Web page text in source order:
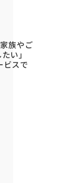
族やご
い」
ビスで